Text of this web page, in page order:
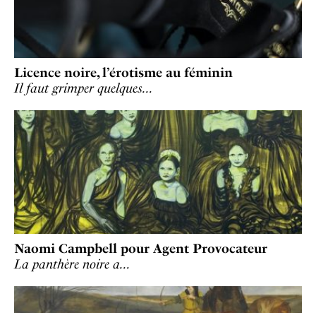
Licence noire, l’érotisme au féminin
Il faut grimper quelques…
Naomi Campbell pour Agent Provocateur
La panthère noire a…